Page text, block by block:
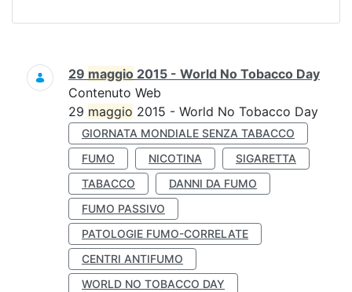
Ricerca
29 maggio 2015 - World No Tobacco Day
Contenuto Web
29 maggio 2015 - World No Tobacco Day
GIORNATA MONDIALE SENZA TABACCO
FUMO
NICOTINA
SIGARETTA
TABACCO
DANNI DA FUMO
FUMO PASSIVO
PATOLOGIE FUMO-CORRELATE
CENTRI ANTIFUMO
WORLD NO TOBACCO DAY